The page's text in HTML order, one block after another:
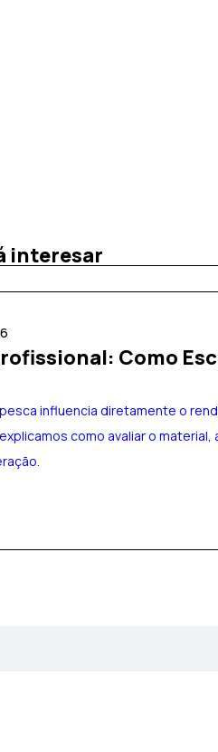
interesar
Como
influencia diretamente o
como avaliar o material,